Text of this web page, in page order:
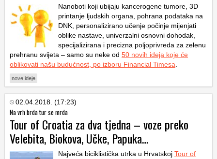
Nanoboti koji ubijaju kancerogene tumore, 3D
printanje ljudskih organa, pohrana podataka na
DNK, personalizirano učenje počinje mijenjati
oblike nastave, univerzalni osnovni dohodak,
specijalizirana i precizna poljoprivreda za zelenu
prehranu svijeta – samo su neke od 50 novih ideja koje će
oblikovati našu budućnost, po izboru Financial Timesa
nove ideje
02.04.2018. (17:23)
Na vrh brda tur se mrda
Tour of Croatia za dva tjedna – voze preko
Velebita, Biokova, Učke, Papuka…
Najveća biciklistička utrka u Hrvatskoj Tour of